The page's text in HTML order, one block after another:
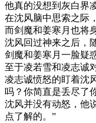
他真的没想到灰白界
在沈风脑中思索之际
而剑魔和姜寒月也将
沈风回过神来之后，
剑魔和姜寒月一脸疑
至于凌若雪和凌志诚
凌志诚愤怒的盯着沈
吗？你简直是丢尽了
沈风并没有动怒，他
点了解的。”